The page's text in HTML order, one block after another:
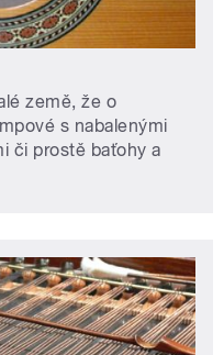
země, že o
s nabalenými
či prostě baťohy a